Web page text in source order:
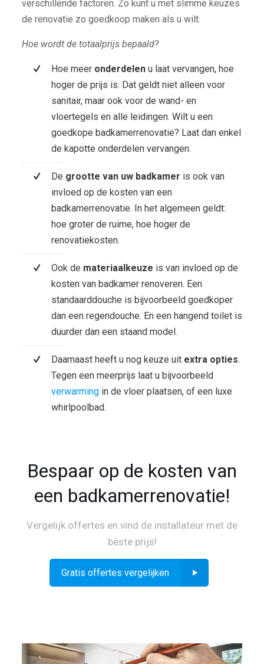
verschillende factoren. Zo kunt u met slimme keuzes
de renovatie zo goedkoop maken als u wilt.
Hoe wordt de totaalprijs bepaald?
Hoe meer onderdelenu laat vervangen, hoe
hoger de prijs is. Dat geldt niet alleen voor
sanitair, maar ook voor de wand- en
vloertegels en alle leidingen. Wilt u een
goedkope badkamerrenovatie? Laat dan enkel
de kapotte onderdelen vervangen.
De grootte van uw badkamer is ook van
invloed op de kosten van een
badkamerrenovatie. In het algemeen geldt:
hoe groter de ruime, hoe hoger de
renovatiekosten.
Ook de materiaalkeuze is van invloed op de
kosten van badkamer renoveren. Een
standaarddouche is bijvoorbeeld goedkoper
dan een regendouche. En een hangend toilet is
duurder dan een staand model.
Daarnaast heeft u nog keuze uit extra opties.
Tegen een meerprijs laat u bijvoorbeeld
verwarmingin de vloer plaatsen, of een luxe
whirlpoolbad.
Bespaar op de kosten van
een badkamerrenovatie!
Vergelijk offertes en vind de installateur met de
beste prijs!
Gratis offertes vergelijken